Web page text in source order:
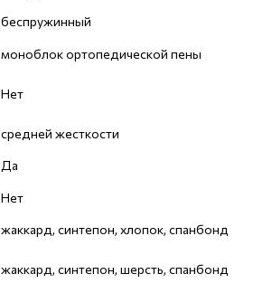
беспружинный
моноблок ортопедической пены
Нет
средней жесткости
Да
Нет
жаккард, синтепон, хлопок, спанбонд
жаккард, синтепон, шерсть, спанбонд